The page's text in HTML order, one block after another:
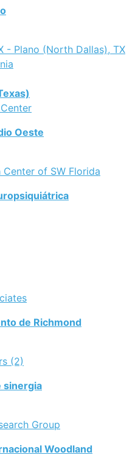
Oeste
de Richmond
sinergia
Woodland